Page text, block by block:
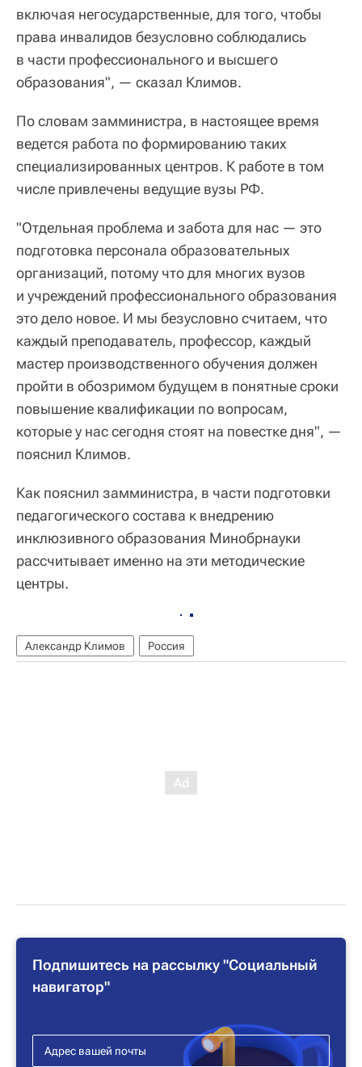
включая негосударственные, для того, чтобы
права инвалидов безусловно соблюдались
в части профессионального и высшего
образования", — сказал Климов.
По словам замминистра, в настоящее время
ведется работа по формированию таких
специализированных центров. К работе в том
числе привлечены ведущие вузы РФ.
"Отдельная проблема и забота для нас — это
подготовка персонала образовательных
организаций, потому что для многих вузов
и учреждений профессионального образования
это дело новое. И мы безусловно считаем, что
каждый преподаватель, профессор, каждый
мастер производственного обучения должен
пройти в обозримом будущем в понятные сроки
повышение квалификации по вопросам,
которые у нас сегодня стоят на повестке дня", —
пояснил Климов.
Как пояснил замминистра, в части подготовки
педагогического состава к внедрению
инклюзивного образования Минобрнауки
рассчитывает именно на эти методические
центры.
Александр Климов Россия
Подпишитесь на рассылку "Социальный
навигатор"